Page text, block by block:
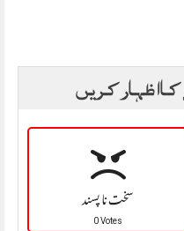
کا اظہار کریں
سخت نا پسند
0 Votes